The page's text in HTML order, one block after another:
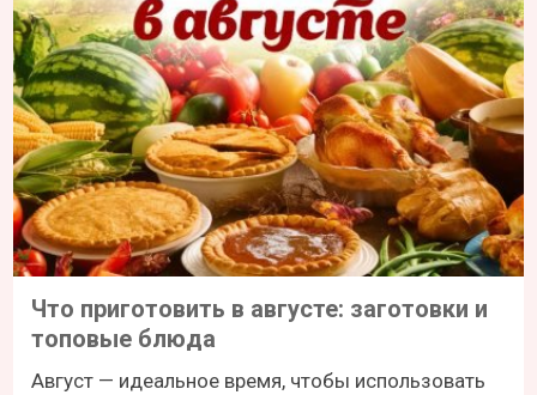
Что приготовить в августе: заготовки и
топовые блюда
Август — идеальное время, чтобы использовать